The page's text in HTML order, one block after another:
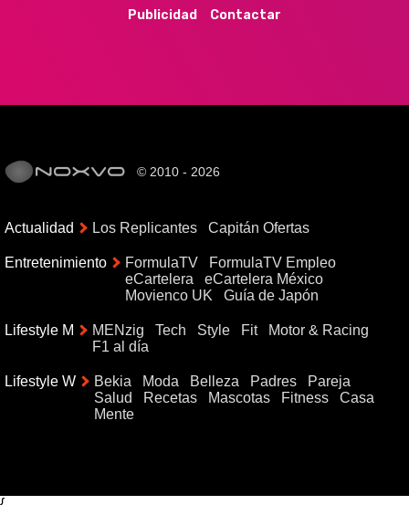
Publicidad
Contactar
© 2010 - 2026
Actualidad Los Replicantes Capitán Ofertas
Entretenimiento FormulaTV
FormulaTV Empleo
eCartelera
eCartelera México
Movienco UK
Guía de Japón
Lifestyle M MENzig Tech Style Fit
Motor & Racing
F1 al día
Lifestyle W Bekia Moda Belleza Padres
Pareja
Salud
Recetas Mascotas Fitness
Casa
Mente